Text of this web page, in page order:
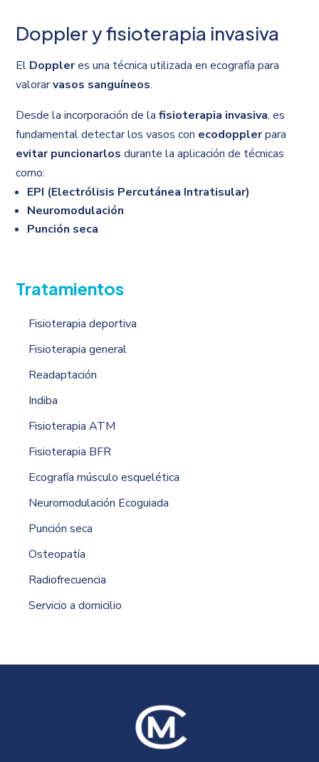
Doppler y fisioterapia invasiva
El Doppleres una técnica utilizada en ecografía para
valorarvasos sanguíneos.
Desde la incorporación de lafisioterapia invasiva, es
fundamental detectar los vasos con ecodopplerpara
evitar puncionarlos durante la aplicación de técnicas
como:
EPI (Electrólisis Percutánea Intratisular)
Neuromodulación
Punción seca
Tratamientos
Fisioterapia deportiva
Fisioterapia general
Readaptación
Indiba
Fisioterapia ATM
Fisioterapia BFR
Ecografía músculo esquelética
Neuromodulación Ecoguiada
Punción seca
Osteopatía
Radiofrecuencia
Servicio a domicilio